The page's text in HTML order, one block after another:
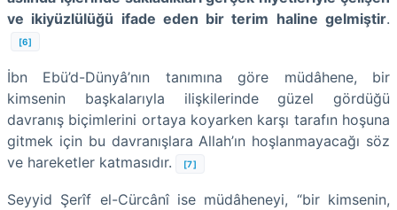
ve ikiyüzlülüğü ifade eden bir terim haline gelmiştir.
[6]
İbn Ebü’d-Dünyâ’nın tanımına göre müdâhene, bir
kimsenin başkalarıyla ilişkilerinde güzel gördüğü
davranış biçimlerini ortaya koyarken karşı tarafın hoşuna
gitmek için bu davranışlara Allah’ın hoşlanmayacağı söz
ve hareketler katmasıdır.
[7]
Seyyid Şerîf el-Cürcânî ise müdâheneyi, “bir kimsenin,